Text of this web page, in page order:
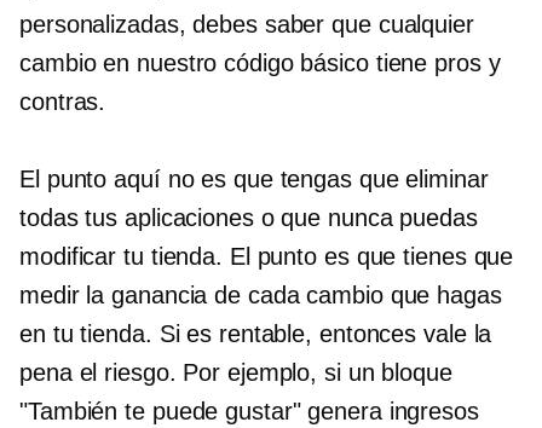
personalizadas, debes saber que cualquier
cambio en nuestro código básico tiene pros y
contras.
El punto aquí no es que tengas que eliminar
todas tus aplicaciones o que nunca puedas
modificar tu tienda. El punto es que tienes que
medir la ganancia de cada cambio que hagas
en tu tienda. Si es rentable, entonces vale la
pena el riesgo. Por ejemplo, si un bloque
"También te puede gustar" genera ingresos